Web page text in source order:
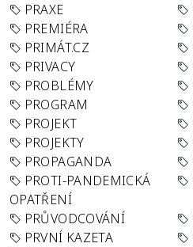
PRAXE
PREMIÉRA
PRIMÁT.CZ
PRIVACY
PROBLÉMY
PROGRAM
PROJEKT
PROJEKTY
PROPAGANDA
PROTI-PANDEMICKÁ
OPATŘENÍ
PRŮVODCOVÁNÍ
PRVNÍ KAZETA